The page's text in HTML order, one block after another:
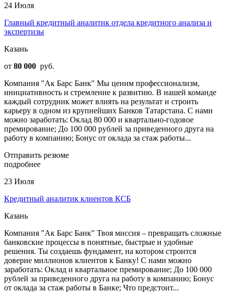
24 Июля
Главный кредитный аналитик отдела кредитного анализа и
экспертизы
Казань
от 80 000 руб.
Компания "Ак Барс Банк" Мы ценим профессионализм,
инициативность и стремление к развитию. В нашей команде
каждый сотрудник может влиять на результат и строить
карьеру в одном из крупнейших Банков Татарстана. С нами
можно заработать: Оклад 80 000 и квартально-годовое
премирование; До 100 000 рублей за приведенного друга на
работу в компанию; Бонус от оклада за стаж работы...
Отправить резюме
подробнее
23 Июля
Кредитный аналитик клиентов КСБ
Казань
Компания "Ак Барс Банк" Твоя миссия – превращать сложные
банковские процессы в понятные, быстрые и удобные
решения. Ты создаешь фундамент, на котором строится
доверие миллионов клиентов к Банку! С нами можно
заработать: Оклад и квартальное премирование; До 100 000
рублей за приведенного друга на работу в компанию; Бонус
от оклада за стаж работы в Банке; Что предстоит...